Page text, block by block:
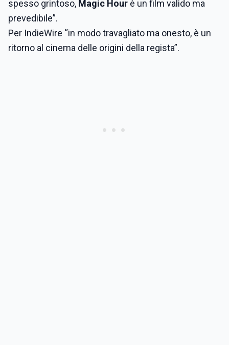
spesso grintoso, Magic Hour è un film valido ma
prevedibile”.
Per IndieWire “in modo travagliato ma onesto, è un
ritorno al cinema delle origini della regista”.